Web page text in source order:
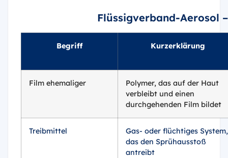
Flüssigverband-Aerosol
Begriff Kurzerklärung
Film ehemaliger
Polymer, das auf der Haut
verbleibt und einen
durchgehenden Film bildet
Treibmittel
Gas- oder flüchtiges System,
das den Sprühausstoß
antreibt